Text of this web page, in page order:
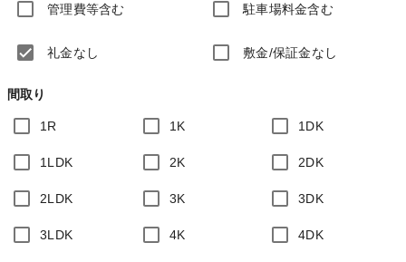
管理費等含む 駐車場料金含む
礼金なし 敷金/保証金なし
間取り
1R 1K 1DK
1LDK 2K 2DK
2LDK 3K 3DK
3LDK 4K 4DK